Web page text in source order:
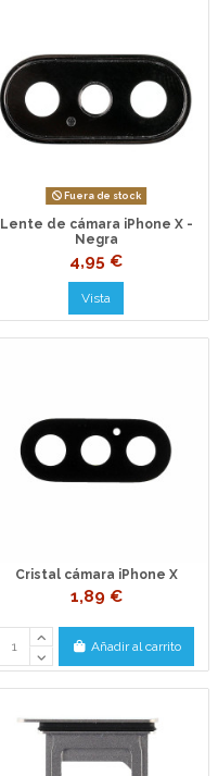
Fuera de stock
Lente de cámara iPhone X -
Negra
4,95 €
Vista
Cristal cámara iPhone X
1,89 €
Añadir al carrito